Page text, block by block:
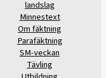
landslag
Minnestext
Om fäktning
Parafäktning
SM-veckan
Tävling